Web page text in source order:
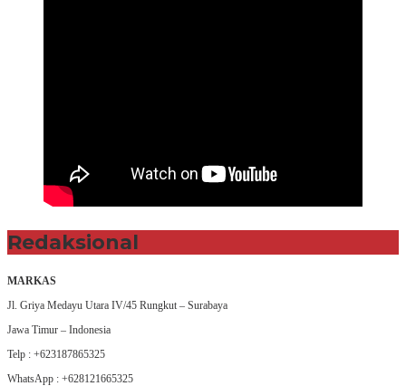
Redaksional
MARKAS
Jl. Griya Medayu Utara IV/45 Rungkut – Surabaya
Jawa Timur – Indonesia
Telp : +623187865325
WhatsApp : +628121665325